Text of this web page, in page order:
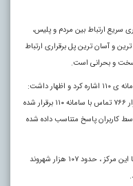
ی ۱۱۰ به منظور برقراری سریع ارتباط بین مردم و پلیس،
سامانه فوریت های پلیسی ۱۱۰ سریع ترین و آسان ترین پل برقراری ارتباط
و بحرانی است.
این مقام انتظامی به آمار تماس های شهروندان با سامانه ی ۱۱۰ اشاره کرد و اظهار داشت:
در ۱۰ ماهه اول سال جاری، بالغ بر ۲ میلیون و ۳۲۱ هزار ۷۶۶ تماس با سامانه ۱۱۰ برقرار شده
میلیون ۹۶۴ هزار و ۹۴۹ تماس توسط کاربران پاسخ متناسب داده شده
سرهنگ صفایی ادامه داد: از تماس های برقرار شده با این مرکز ، حدود ۱۰۷ هزار شهروند